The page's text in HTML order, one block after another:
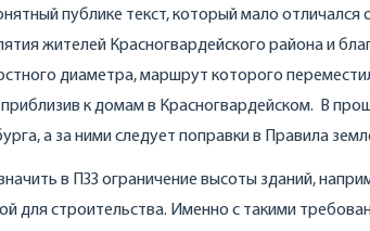
публике текст, который мало
жителей Красногвардейского района и
диаметра, маршрут которого
к домам в Красногвардейском. В
а за ними следует поправки в Правила
в ПЗЗ ограничение высоты зданий,
для строительства. Именно с такими